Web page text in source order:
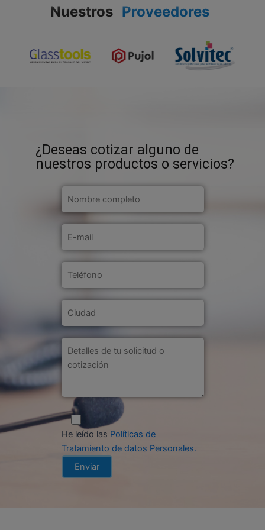
Nuestros Proveedores
¿Deseas cotizar alguno de
nuestros productos o servicios?
He leído las Políticas de
Tratamiento de datos Personales.